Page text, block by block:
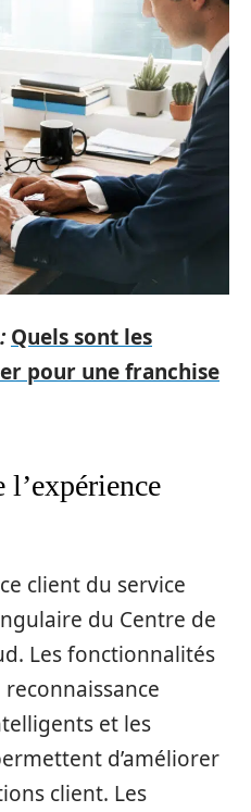
Quels sont les
pour une franchise
client du service
du Centre de
Les fonctionnalités
et les
d’améliorer
client. Les